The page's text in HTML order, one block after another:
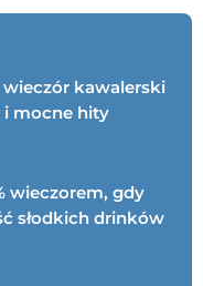
wieczór kawalerski
i mocne hity
wieczorem, gdy
słodkich drinków